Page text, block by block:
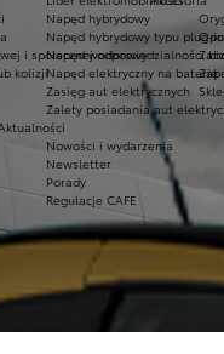
Napęd hybrydowy
Napęd hybrydowy typu plug-in
Napęd wodorowy
Napęd elektryczny na baterię
Zasięg aut elektrycznych
Zalety posiadania aut
Nowości i wydarzenia
Newsletter
Porady
Regulacje CAFE
kolizji
i społecznej odpowiedzialności